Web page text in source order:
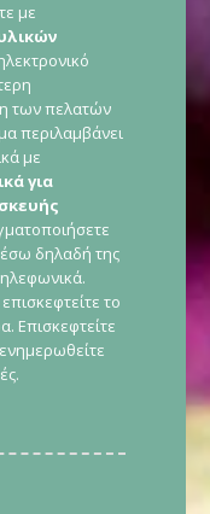
με
των πελατών
περιλαμβάνει
με
για
δηλαδή της
το
Επισκεφτείτε